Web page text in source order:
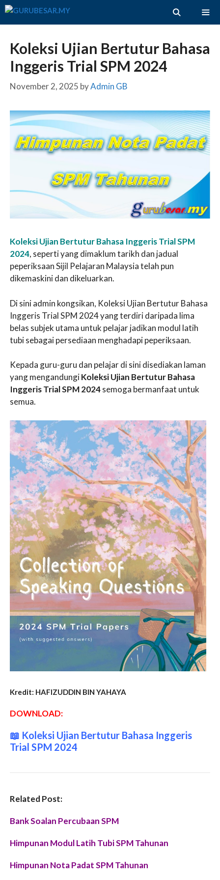
Skip
Koleksi Ujian Bertutur Bahasa
Inggeris Trial SPM 2024
November 2, 2025 byAdmin GB
Koleksi Ujian Bertutur Bahasa Inggeris Trial SPM
2024, seperti yang dimaklum tarikh dan jadual
peperiksaan Sijil Pelajaran Malaysia telah pun
dikemaskini dan dikeluarkan.
Di sini admin kongsikan, Koleksi Ujian Bertutur Bahasa
Inggeris Trial SPM 2024 yang terdiri daripada lima
belas subjek utama untuk pelajar jadikan modul latih
tubi sebagai persediaan menghadapi peperiksaan.
Kepada guru-guru dan pelajar di sini disediakan laman
yang mengandungiKoleksi Ujian Bertutur Bahasa
Inggeris Trial SPM 2024semoga bermanfaat untuk
semua.
Kredit: HAFIZUDDIN BIN YAHAYA
DOWNLOAD:
📖 Koleksi Ujian Bertutur Bahasa Inggeris
Trial SPM 2024
Related Post:
Bank Soalan Percubaan SPM
Himpunan Modul Latih Tubi SPM Tahunan
Himpunan Nota Padat SPM Tahunan